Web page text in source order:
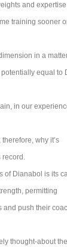
and
training sooner
in a
equal to
in our
why it’s
record.
of Dianabol is its
permitting
and push their
thought-about